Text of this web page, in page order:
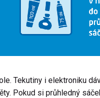
Tekutiny i elektroniku
Pokud si průhledný